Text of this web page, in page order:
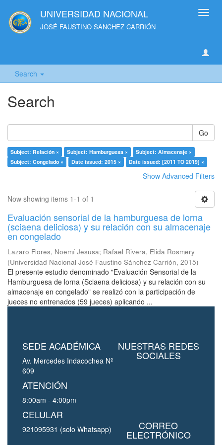
UNIVERSIDAD NACIONAL
JOSÉ FAUSTINO SANCHEZ CARRIÓN
Search
Search
Go
Subject: Relación × Subject: Hamburguesa ×
Subject: Almacenaje ×
Subject: Congelado ×
Date issued: 2015 × Date issued: [2011 TO 2019] ×
Show Advanced Filters
Now showing items 1-1 of 1
Evaluación sensorial de la hamburguesa de lorna
(sciaena deliciosa) y su relación con su almacenaje
en congelado
Lazaro Flores, Noemí Jesusa; Rafael Rivera, Elida Rosmery
(Universidad Nacional José Faustino Sánchez Carrión, 2015)
El presente estudio denominado "Evaluación Sensorial de la
Hamburguesa de lorna (Sciaena deliciosa) y su relación con su
almacenaje en congelado" se realizó con la participación de
jueces no entrenados (59 jueces) aplicando ...
SEDE ACADÉMICA
Av. Mercedes Indacochea Nº
609
ATENCIÓN
8:00am - 4:00pm
CELULAR
921095931 (solo Whatsapp)
NUESTRAS REDES
SOCIALES
CORREO
ELECTRÓNICO